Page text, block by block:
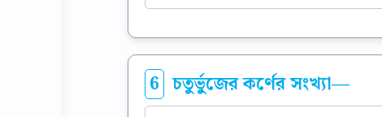
6 চতুর্ভুজের কর্ণের সংখ্যা—